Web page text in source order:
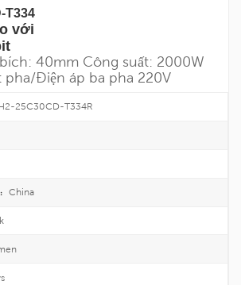
T334
với
40mm Công suất: 2000W
pha/Điện áp ba pha 220V
25C30CD-T334R
China